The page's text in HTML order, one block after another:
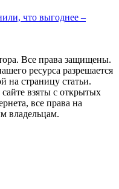
что выгоднее –
Все права защищены.
ресурса разрешается
на страницу статьи.
взяты с открытых
все права на
владельцам.